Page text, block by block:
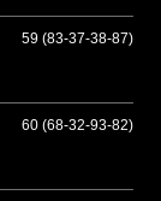
59 (83-37-38-87)
60 (68-32-93-82)